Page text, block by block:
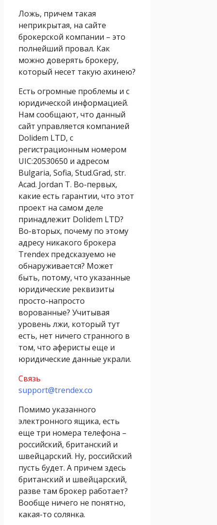
Ложь, причем такая
неприкрытая, на сайте
брокерской компании – это
полнейший провал. Как
можно доверять брокеру,
который несет такую ахинею?
Есть огромные проблемы и с
юридической информацией.
Нам сообщают, что данный
сайт управляется компанией
Dolidem LTD, с
регистрационным номером
UIC:20530650 и адресом
Bulgaria, Sofia, Stud.Grad, str.
Acad. Jordan T. Во-первых,
какие есть гарантии, что этот
проект на самом деле
принадлежит Dolidem LTD?
Во-вторых, почему по этому
адресу никакого брокера
Trendex предсказуемо не
обнаруживается? Может
быть, потому, что указанные
юридические реквизиты
просто-напросто
ворованные? Учитывая
уровень лжи, который тут
есть, нет ничего странного в
том, что аферисты еще и
юридические данные украли.
Связь
support@trendex.co
Помимо указанного
электронного ящика, есть
еще три номера телефона –
российский, британский и
швейцарский. Ну, российский
пусть будет. А причем здесь
британский и швейцарский,
разве там брокер работает?
Вообще ничего не понятно,
какая-то солянка.